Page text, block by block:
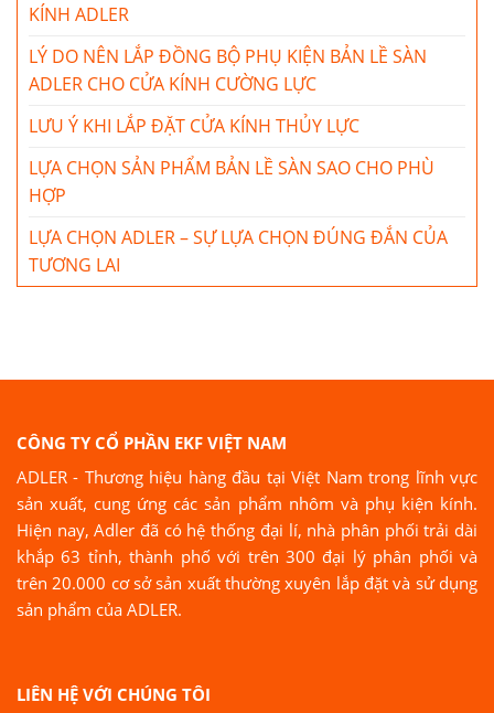
KÍNH ADLER
LÝ DO NÊN LẮP ĐỒNG BỘ PHỤ KIỆN BẢN LỀ SÀN
ADLER CHO CỬA KÍNH CƯỜNG LỰC
LƯU Ý KHI LẮP ĐẶT CỬA KÍNH THỦY LỰC
LỰA CHỌN SẢN PHẨM BẢN LỀ SÀN SAO CHO PHÙ
HỢP
LỰA CHỌN ADLER – SỰ LỰA CHỌN ĐÚNG ĐẮN CỦA
TƯƠNG LAI
CÔNG TY CỔ PHẦN EKF VIỆT NAM
ADLER - Thương hiệu hàng đầu tại Việt Nam trong lĩnh vực
sản xuất, cung ứng các sản phẩm nhôm và phụ kiện kính.
Hiện nay, Adler đã có hệ thống đại lí, nhà phân phối trải dài
khắp 63 tỉnh, thành phố với trên 300 đại lý phân phối và
trên 20.000 cơ sở sản xuất thường xuyên lắp đặt và sử dụng
sản phẩm của ADLER.
LIÊN HỆ VỚI CHÚNG TÔI